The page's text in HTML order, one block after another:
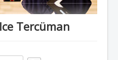
Tercüman